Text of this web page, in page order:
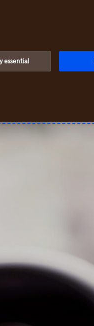
essential